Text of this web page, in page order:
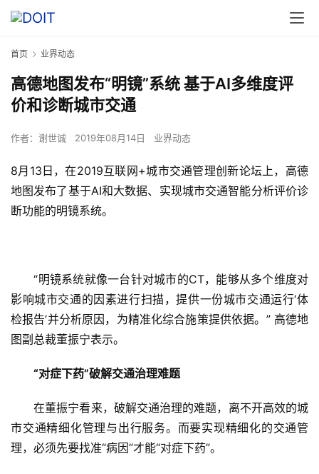
首页 业界动态
高德地图发布“明镜”系统 基于AI多维度评
价和诊断城市交通
作者： 谢世诚 2019年08月14日 业界动态
8月13日，在2019互联网+城市交通管理创新论坛上，高德
地图发布了基于AI和大数据、实现城市交通智能分析评价诊
断功能的明镜系统。
“明镜系统就像一台针对城市的CT，能够从多个维度对
影响城市交通的因素进行扫描，提供一份城市交通运行‘体
检报告’并分析原因，为精准化综合施策提供依据。” 高德地
图副总裁董振宁表示。
“对症下药”破解交通治理难题
在董振宁看来，破解交通治理的难题，离不开高效的城
市交通精细化管理与出行服务。而要实现精细化的交通管
理，必须先要找准“病因”才能“对症下药”。